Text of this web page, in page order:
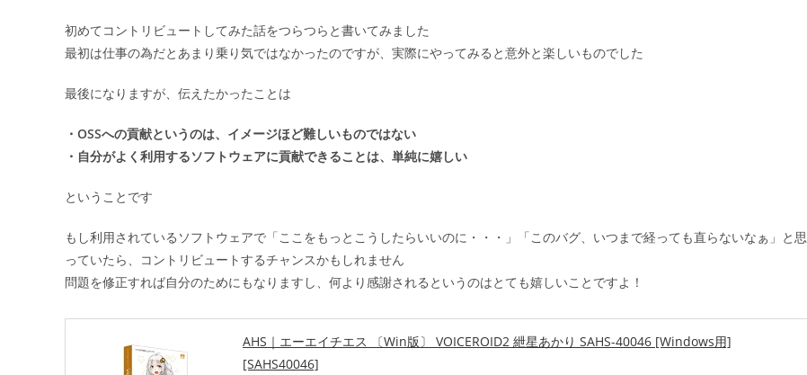
初めてコントリビュートしてみた話をつらつらと書いてみました
最初は仕事の為だとあまり乗り気ではなかったのですが、実際にやってみると意外と楽しいものでした
最後になりますが、伝えたかったことは
・OSSへの貢献というのは、イメージほど難しいものではない
・自分がよく利用するソフトウェアに貢献できることは、単純に嬉しい
ということです
もし利用されているソフトウェアで「ここをもっとこうしたらいいのに・・・」「このバグ、いつまで経っても直らないなぁ」と思
っていたら、コントリビュートするチャンスかもしれません
問題を修正すれば自分のためにもなりますし、何より感謝されるというのはとても嬉しいことですよ！
AHS｜エーエイチエス 〔Win版〕 VOICEROID2 紲星あかり SAHS-40046 [Windows用]
[SAHS40046]